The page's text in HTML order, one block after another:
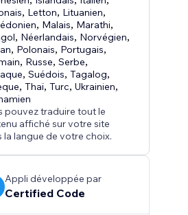
, Letton, Lituanien,
, Malais, Marathi,
, Néerlandais, Norvégien,
, Polonais, Portugais,
, Russe,Serbe,
,Suédois,Tagalog,
,Thaï,Turc,Ukrainien,
pouvez traduire tout le
affiché sur votre site
la langue de votre choix.
Appli développée par
Certified Code